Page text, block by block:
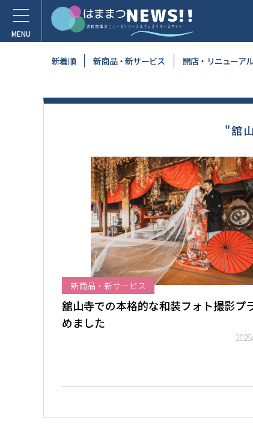
新着順 新商品・新サービス 開店・リニューア
"舘
新商品・新サービス
舘山寺での本格的な和装フォト撮影プ
めました